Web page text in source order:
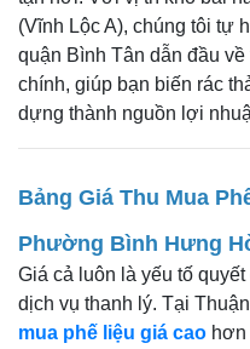
(Vĩnh Lộc A), chúng tôi tự
quận Bình Tân dẫn đầu
chính, giúp bạn biến rác
dựng thành nguồn lợi
Bảng Giá Thu Mua
Phường Bình Hưng
Giá cả luôn là yếu tố
dịch vụ thanh lý. Tại
mua phế liệu giá cao hơn